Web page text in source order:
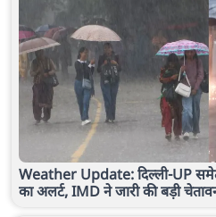
Weather Update: दिल्ली-UP
का अलर्ट, IMD ने जारी की बड़ी